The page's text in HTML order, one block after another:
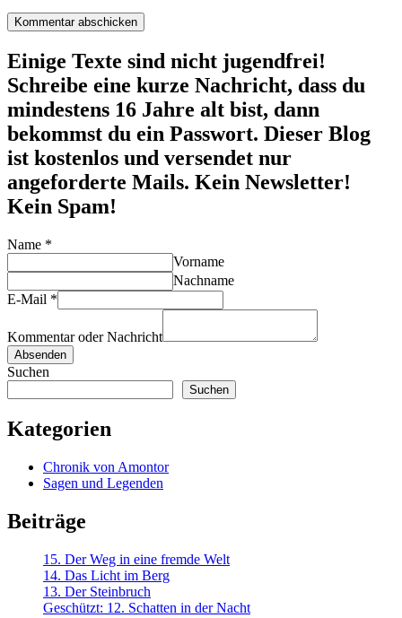
Einige Texte sind nicht jugendfrei!
Schreibe eine kurze Nachricht, dass du
mindestens 16 Jahre alt bist, dann
bekommst du ein Passwort. Dieser Blog
ist kostenlos und versendet nur
angeforderte Mails. Kein Newsletter!
Kein Spam!
Name *
Vorname
Nachname
E-Mail *
Kommentar oder Nachricht
Absenden
Suchen
Suchen
Kategorien
Chronik von Amontor
Sagen und Legenden
Beiträge
15. Der Weg in eine fremde Welt
14. Das Licht im Berg
13. Der Steinbruch
Geschützt: 12. Schatten in der Nacht